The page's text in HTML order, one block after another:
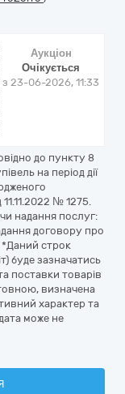
Аукціон
Очікується
з23-06-2026, 11:33
до пункту 8
на період дії
11.11.2022 № 1275.
надання послуг:
договору про
*Даний строк
буде зазначатись
поставки товарів
визначена
характер та
може не